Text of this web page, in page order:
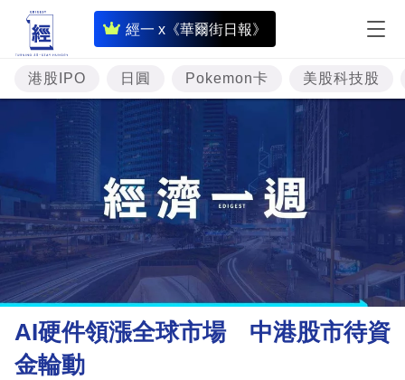
經一 x《華爾街日報》
即
時
財
經
專
題
投
資
樓
市
理
財
港股IPO 日圓 Pokemon卡 美股科技股
AI硬件領漲全球市場 中港股市待資
金輪動